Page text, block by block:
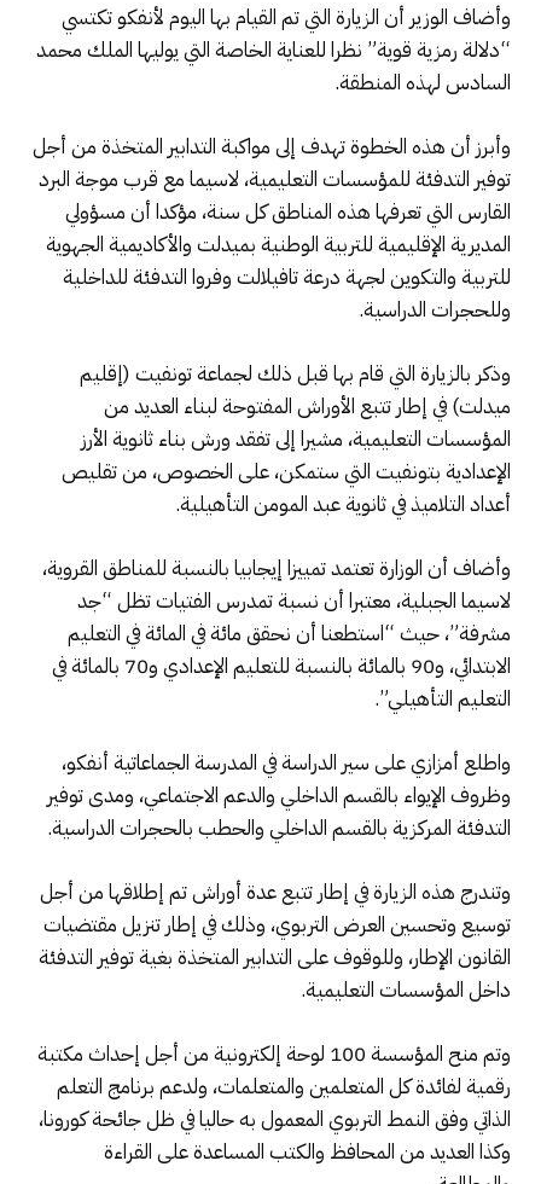
وأضاف الوزير أن الزيارة التي تم القيام بها اليوم لأنفكو تكتسي
“دلالة رمزية قوية” نظرا للعناية الخاصة التي يوليها الملك محمد
السادس لهذه المنطقة.
وأبرز أن هذه الخطوة تهدف إلى مواكبة التدابير المتخذة من أجل
توفير التدفئة للمؤسسات التعليمية، لاسيما مع قرب موجة البرد
القارس التي تعرفها هذه المناطق كل سنة، مؤكدا أن مسؤولي
المديرية الإقليمية للتربية الوطنية بميدلت والأكاديمية الجهوية
للتربية والتكوين لجهة درعة تافيلالت وفروا التدفئة للداخلية
وللحجرات الدراسية.
وذكر بالزيارة التي قام بها قبل ذلك لجماعة تونفيت (إقليم
ميدلت) في إطار تتبع الأوراش المفتوحة لبناء العديد من
المؤسسات التعليمية، مشيرا إلى تفقد ورش بناء ثانوية الأرز
الإعدادية بتونفيت التي ستمكن، على الخصوص، من تقليص
أعداد التلاميذ في ثانوية عبد المومن التأهيلية.
وأضاف أن الوزارة تعتمد تمييزا إيجابيا بالنسبة للمناطق القروية،
لاسيما الجبلية، معتبرا أن نسبة تمدرس الفتيات تظل “جد
مشرفة”، حيث “استطعنا أن نحقق مائة في المائة في التعليم
الابتدائي، و90 بالمائة بالنسبة للتعليم الإعدادي و70 بالمائة في
التعليم التأهيلي”.
واطلع أمزازي على سير الدراسة في المدرسة الجماعاتية أنفكو،
وظروف الإيواء بالقسم الداخلي والدعم الاجتماعي، ومدى توفير
التدفئة المركزية بالقسم الداخلي والحطب بالحجرات الدراسية.
وتندرج هذه الزيارة في إطار تتبع عدة أوراش تم إطلاقها من أجل
توسيع وتحسين العرض التربوي، وذلك في إطار تنزيل مقتضيات
القانون الإطار، وللوقوف على التدابير المتخذة بغية توفير التدفئة
داخل المؤسسات التعليمية.
وتم منح المؤسسة 100 لوحة إلكترونية من أجل إحداث مكتبة
رقمية لفائدة كل المتعلمين والمتعلمات، ولدعم برنامج التعلم
الذاتي وفق النمط التربوي المعمول به حاليا في ظل جائحة كورونا،
وكذا العديد من المحافظ والكتب المساعدة على القراءة